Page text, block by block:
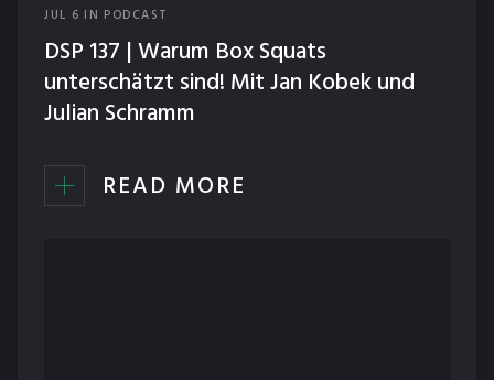
JUL 6 IN PODCAST
DSP 137 | Warum Box Squats
unterschätzt sind! Mit Jan Kobek und
Julian Schramm
READ MORE